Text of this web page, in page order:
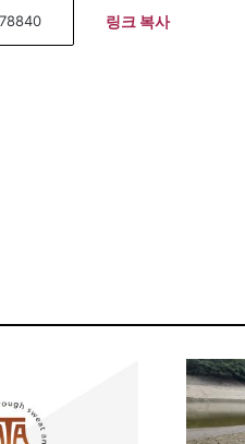
링크 복사